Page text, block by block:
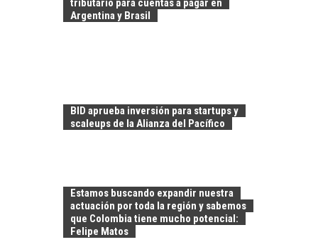
tributario para cuentas a pagar en
Argentina y Brasil
BID aprueba inversión para startups y
scaleups de la Alianza del Pacífico
Estamos buscando expandir nuestra
actuación por toda la región y sabemos
que Colombia tiene mucho potencial:
Felipe Matos
HUMANOS EN LAS
EMPRESAS
recursos humanos en
las empresas…
PARA PYMES EN
CHILE:
ALTERNATIVAS MÁS
ALLÁ DEL CRÉDITO